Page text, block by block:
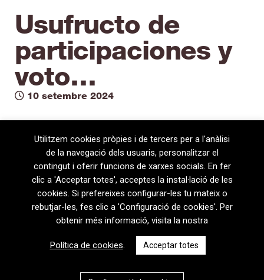
Usufructo de
participaciones y
voto…
10 setembre 2024
08720 Vilafranca del Penedès · General Prim 5, 2n · Barcelona
T+34 938 170 417 ·
+34 938 170 301
Política de privacitat|Política de cookies
Utilitzem cookies pròpies i de tercers per a l'anàlisi
de la navegació dels usuaris, personalitzar el
contingut i oferir funcions de xarxes socials. En fer
clic a 'Acceptar totes', acceptes la instal·lació de les
cookies. Si prefereixes configurar-les tu mateix o
rebutjar-les, fes clic a 'Configuració de cookies'. Per
obtenir més informació, visita la nostra
Política de cookies. Acceptar totes